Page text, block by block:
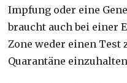
Impfung oder eine
braucht auch bei einer
Zone weder einen Test
Quarantäne